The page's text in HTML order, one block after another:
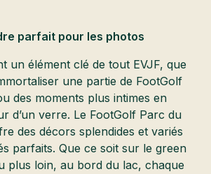
parfait pour les photos
un élément clé de tout EVJF, que
une partie de FootGolf
des moments plus intimes en
d’un verre. Le FootGolf Parc du
des décors splendides et variés
parfaits. Que ce soit sur le green
plus loin, au bord du lac, chaque